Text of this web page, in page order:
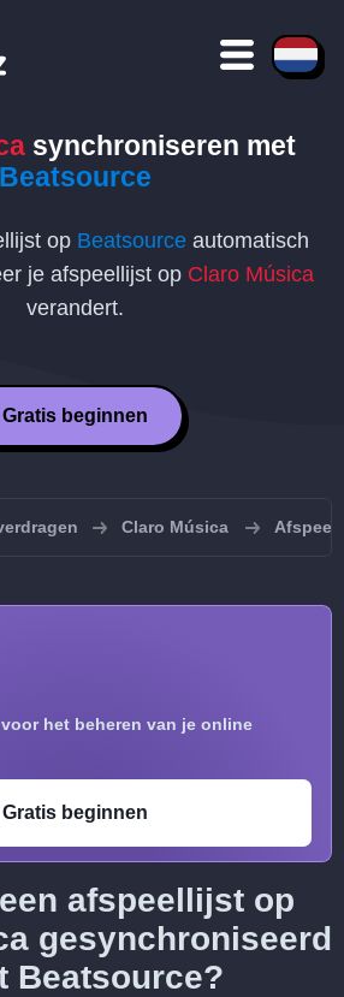
synchroniseren met
Beatsource
op Beatsource automatisch
je afspeellijst op Claro Música
verandert.
Gratis beginnen
Claro Música
het beheren van je online
Gratis beginnen
afspeellijst op
gesynchroniseerd
Beatsource?